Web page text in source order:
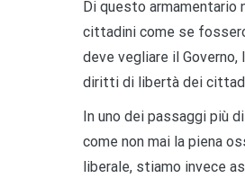
Di questo armamentario
cittadini come se
deve vegliare il
diritti di libertà dei
In uno dei passaggi più
come non mai la piena
liberale, stiamo invece